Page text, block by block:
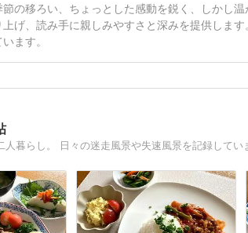
の移ろい、ちょっとした感動を鋭く、しかし
げ、読み手に親しみやすさと深みを提供しま
ます。
人暮らし。 日々の迷走風景や失速風景を記録してい